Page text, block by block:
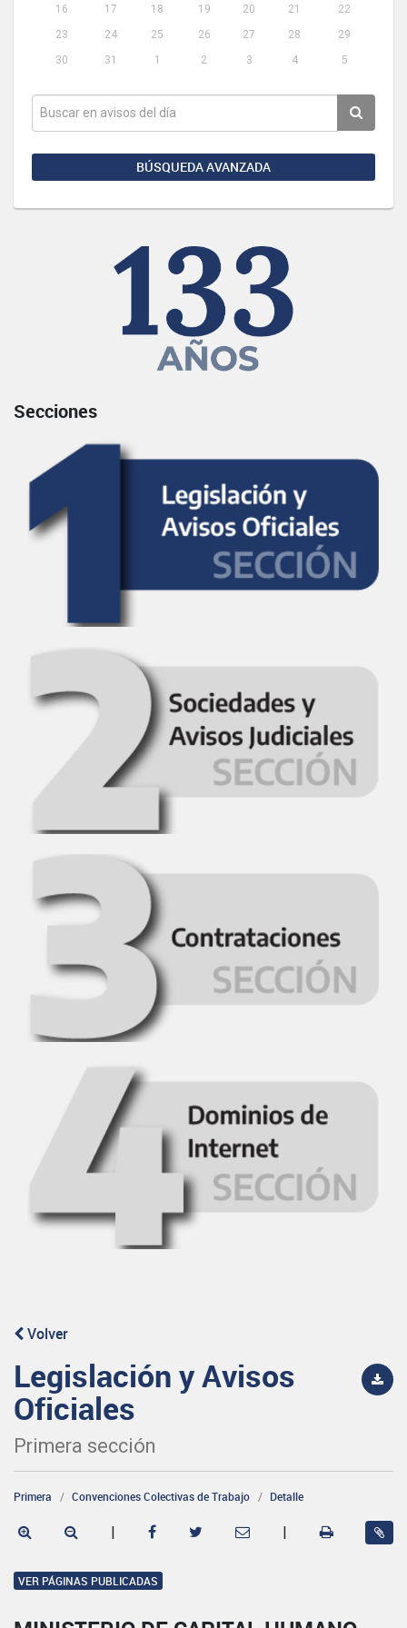
16
17 18 19 20 21
22
23
24 25 26 27 28
29
30
31 1 2 3 4 5
BÚSQUEDA AVANZADA
Secciones
Volver
Legislación y Avisos
Oficiales
Primera sección
Primera Convenciones Colectivas de Trabajo Detalle
| |
VER PÁGINAS PUBLICADAS